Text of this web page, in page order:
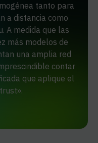
tanto para
a distancia como
A medida que las
más modelos de
una amplia red
contar
que aplique el